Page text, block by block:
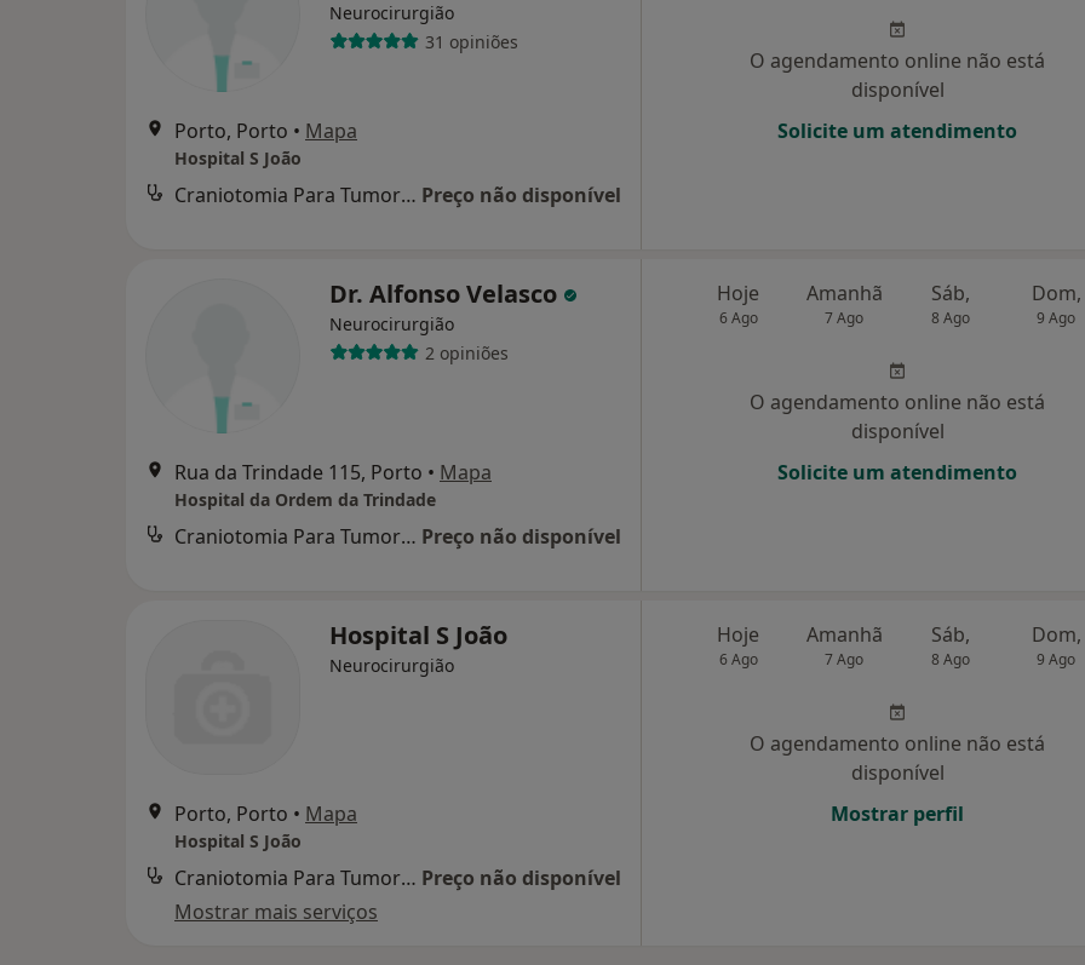
Neurocirurgião
31 opiniões
Porto, Porto • Mapa
Hospital S João
Craniotomia Para Tumor Cerebral Inclusive Da Fossa Posterior Preço não disponível
O agendamento online não está
disponível
Solicite um atendimento
Dr. Alfonso Velasco
Neurocirurgião
2 opiniões
Rua da Trindade 115, Porto • Mapa
Hospital da Ordem da Trindade
Craniotomia Para Tumor Cerebral Inclusive Da Fossa Posterior Preço não disponível
Hoje
6 Ago
Amanhã
7 Ago
Sáb,
8 Ago
Dom,
9 Ago
O agendamento online não está
disponível
Solicite um atendimento
Hospital S João
Neurocirurgião
Porto, Porto • Mapa
Hospital S João
Craniotomia Para Tumor Cerebral Inclusive Da Fossa Posterior Preço não disponível
Mostrar mais serviços
Hoje
6 Ago
Amanhã
7 Ago
Sáb,
8 Ago
Dom,
9 Ago
O agendamento online não está
disponível
Mostrar perfil